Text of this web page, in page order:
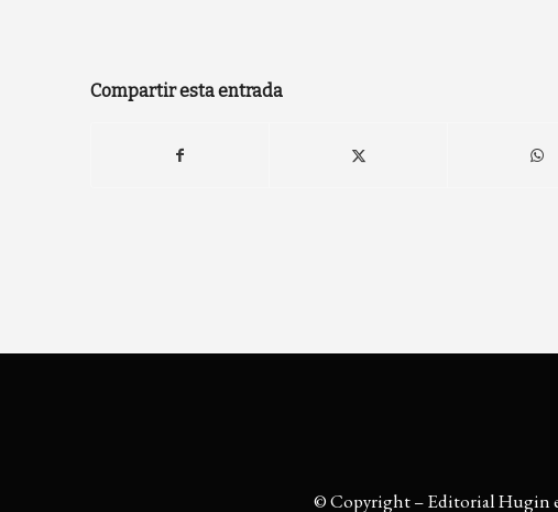
Compartir esta entrada
© Copyright – Editorial Hugin